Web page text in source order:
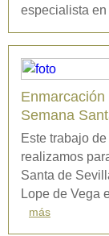
especialista
Semana
Este trabajo
realizamos
Santa de
Lope de Vega
más